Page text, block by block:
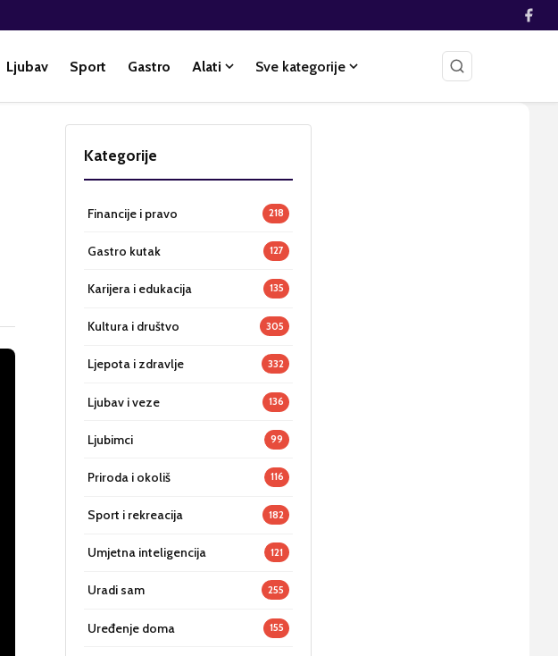
Ljubav Sport Gastro Alati Sve kategorije
Kategorije
Financije i pravo 218
Gastro kutak 127
Karijera i edukacija 135
Kultura i društvo 305
Ljepota i zdravlje 332
Ljubav i veze 136
Ljubimci 99
Priroda i okoliš 116
Sport i rekreacija 182
Umjetna inteligencija 121
Uradi sam 255
Uređenje doma 155